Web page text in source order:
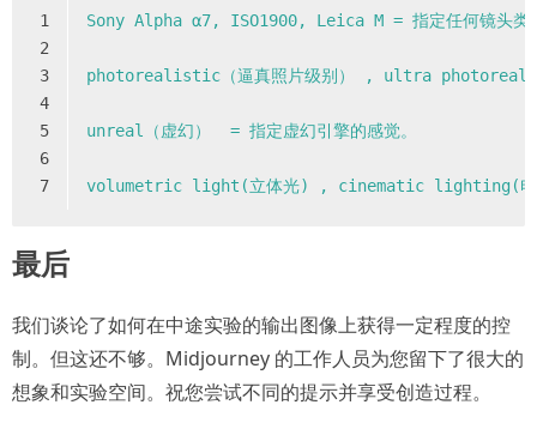
1
2
3
4
5
6
7
Sony Alpha α7, ISO1900, Leica M = 指定任何镜头类
photorealistic（逼真照片级别） , ultra photoreal
unreal（虚幻） = 指定虚幻引擎的感觉。
volumetric light(立体光) , cinematic lighting(电
最后
我们谈论了如何在中途实验的输出图像上获得一定程度的控
制。但这还不够。Midjourney 的工作人员为您留下了很大的
想象和实验空间。祝您尝试不同的提示并享受创造过程。